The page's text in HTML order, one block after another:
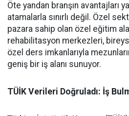
​Öte yandan branşın avantajları
atamalarla sınırlı değil. Özel
pazara sahip olan özel eğitim
rehabilitasyon merkezleri,
özel ders imkanlarıyla
geniş bir iş alanı sunuyor.
​TÜİK Verileri Doğruladı: İş